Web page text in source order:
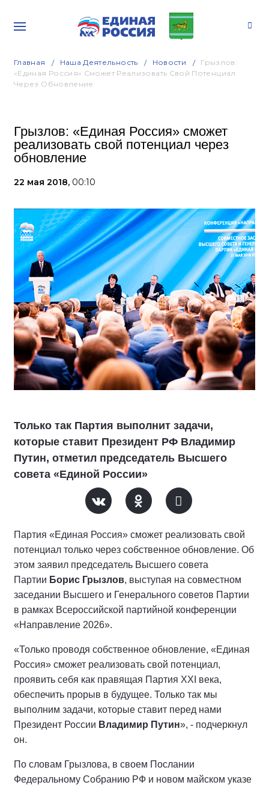
Главная Наша Деятельность Новости
Грызлов:
«Единая Россия» Сможет Реализовать Свой Потенциал
Через Обновление
Грызлов: «Единая Россия» сможет
реализовать свой потенциал через
обновление
22 мая 2018, 00:10
Только так Партия выполнит задачи,
которые ставит Президент РФ Владимир
Путин, отметил председатель Высшего
совета «Единой России»
Партия «Единая Россия» сможет реализовать свой
потенциал только через собственное обновление. Об
этом заявил председатель Высшего совета
Партии Борис Грызлов, выступая на совместном
заседании Высшего и Генерального советов Партии
в рамках Всероссийской партийной конференции
«Направление 2026».
«Только проводя собственное обновление, «Единая
Россия» сможет реализовать свой потенциал,
проявить себя как правящая Партия XXI века,
обеспечить прорыв в будущее. Только так мы
выполним задачи, которые ставит перед нами
Президент России Владимир Путин», - подчеркнул
он.
По словам Грызлова, в своем Послании
Федеральному Собранию РФ и новом майском указе